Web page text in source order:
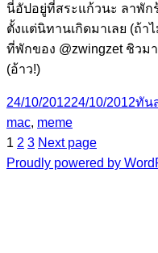
นี่อัปอยู่ที่สระแก้วนะ ลาพัก
ตั้งแต่นิทานเกิดมาเลย (ถ้า
ที่พักของ @zwingzet ชิวม
(อ้าว!)
Posted
on
24/10/201224/10/2012ทัน
mac, meme
Posts
pagination
Page
1 Page
2 Page
3 Next page
Proudly powered by